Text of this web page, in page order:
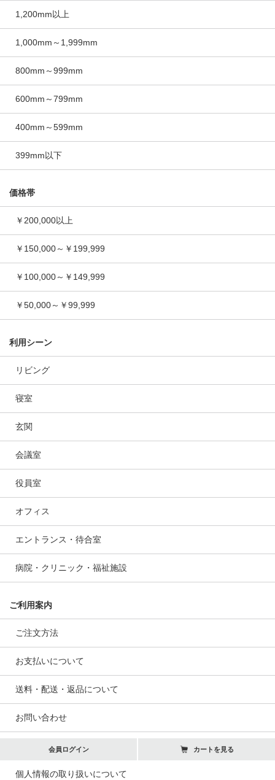
1,200mm以上
1,000mm～1,999mm
800mm～999mm
600mm～799mm
400mm～599mm
399mm以下
価格帯
￥200,000以上
￥150,000～￥199,999
￥100,000～￥149,999
￥50,000～￥99,999
利用シーン
リビング
寝室
玄関
会議室
役員室
オフィス
エントランス・待合室
病院・クリニック・福祉施設
ご利用案内
ご注文方法
お支払いについて
送料・配送・返品について
お問い合わせ
会員ログイン カートを見る
個人情報の取り扱いについて